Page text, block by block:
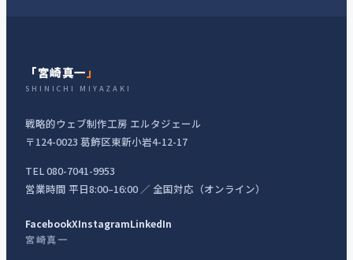
「宮崎真一」
SHINICHI MIYAZAKI
戦略的ウェブ制作工房 エルタジェール
〒124-0023 葛飾区東新小岩4-12-17
TEL 080-7041-9953
営業時間 平日8:00–16:00 ／ 全国対応（オンライン）
FacebookXInstagramLinkedIn
宮崎真一